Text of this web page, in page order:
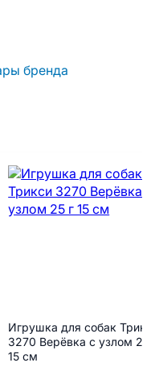
бренда
Игрушка для собак
3270 Верёвка с узлом 25
15 см